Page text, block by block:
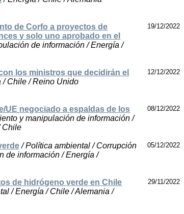
de Corfo a proyectos de
y solo uno aprobado en el
de información / Energía /
19/12/2022
los ministros que decidirán el
/ Chile / Reino Unido
12/12/2022
UE negociado a espaldas de los
y manipulación de información /
Chile
08/12/2022
/ Política ambiental / Corrupción
de información / Energía /
05/12/2022
de hidrógeno verde en Chile
/ Energía / Chile / Alemania /
29/11/2022